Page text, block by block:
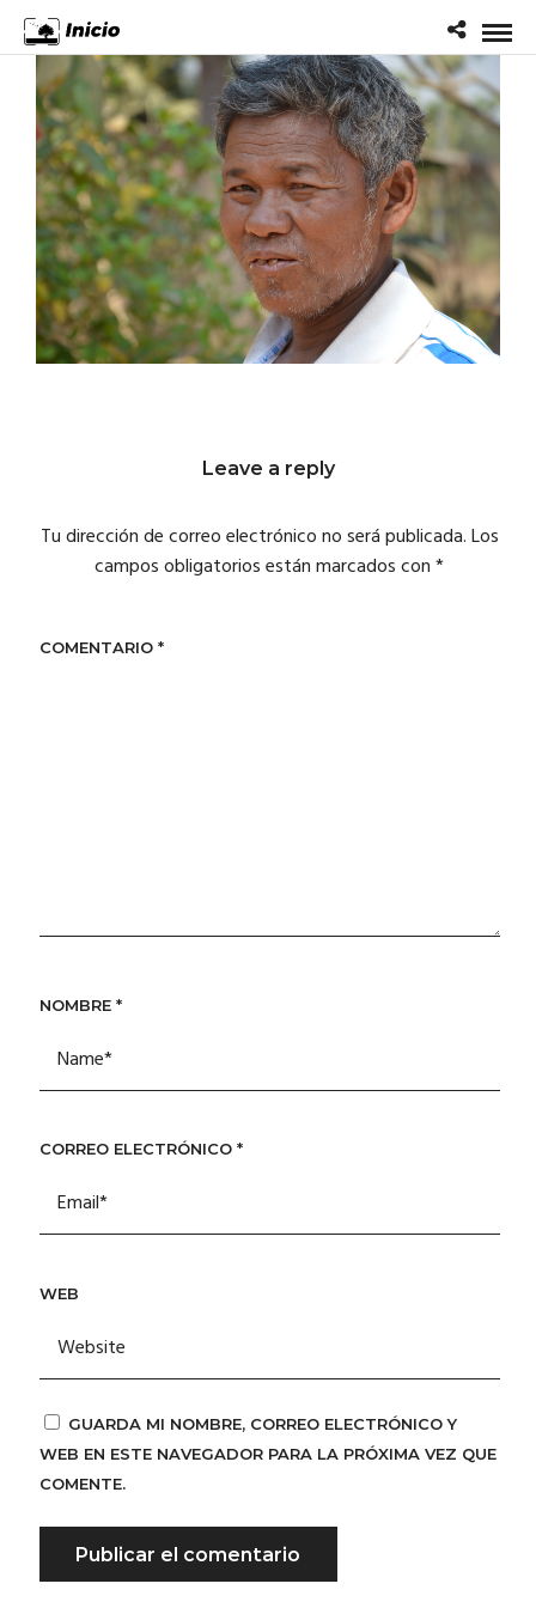
Leave a reply
Tu dirección de correo electrónico no será publicada.Los
campos obligatorios están marcados con*
COMENTARIO *
NOMBRE *
CORREO ELECTRÓNICO *
WEB
GUARDA MI NOMBRE, CORREO ELECTRÓNICO Y
WEB EN ESTE NAVEGADOR PARA LA PRÓXIMA VEZ QUE
COMENTE.